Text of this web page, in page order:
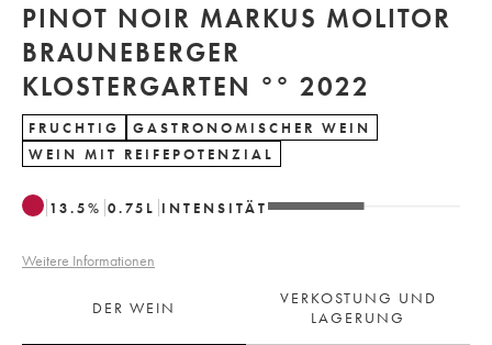
PINOT NOIR MARKUS MOLITOR
BRAUNEBERGER
KLOSTERGARTEN °° 2022
FRUCHTIG
GASTRONOMISCHER WEIN
WEIN MIT REIFEPOTENZIAL
13.5% 0.75 L INTENSITÄT
Weitere Informationen
DER WEIN
VERKOSTUNG UND
LAGERUNG